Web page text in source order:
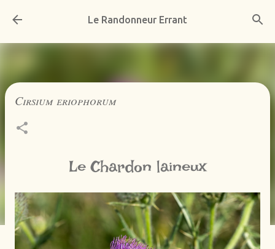
Accéder au contenu principal
Le Randonneur Errant
Cirsium eriophorum
Le Chardon laineux